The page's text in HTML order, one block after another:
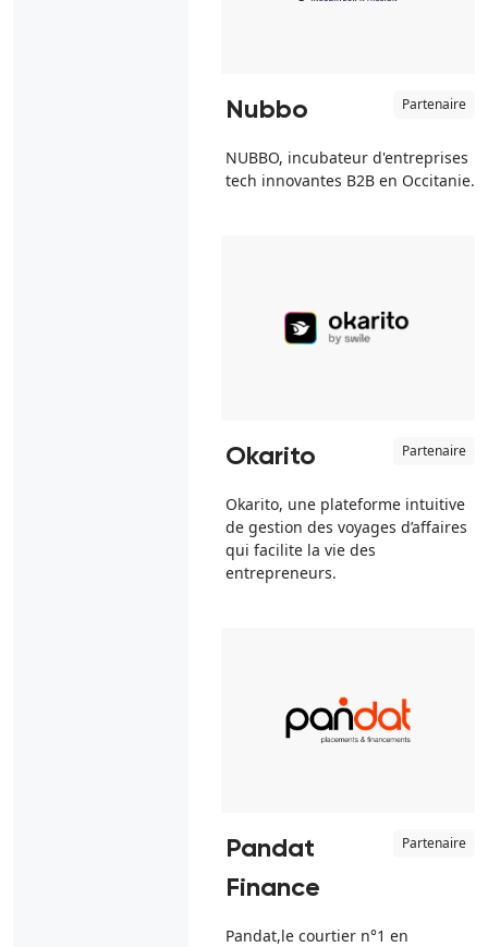
Nubbo Partenaire
NUBBO, incubateur d'entreprises
tech innovantes B2B en Occitanie.
Okarito Partenaire
Okarito, une plateforme intuitive
de gestion des voyages d’affaires
qui facilite la vie des
entrepreneurs.
Pandat
Finance
Partenaire
Pandat,le courtier n°1 en